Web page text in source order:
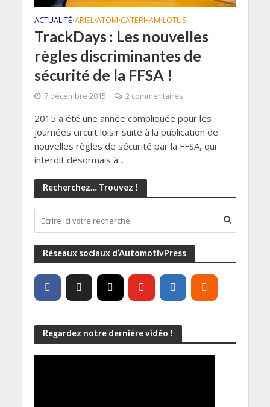
ACTUALITÉ•ARIEL•ATOM•CATERHAM•LOTUS
TrackDays : Les nouvelles
règles discriminantes de
sécurité de la FFSA !
7 décembre 2015 2 commentaires
2015 a été une année compliquée pour les
journées circuit loisir suite à la publication de
nouvelles règles de sécurité par la FFSA, qui
interdit désormais à...
Recherchez… Trouvez !
Réseaux sociaux d’AutomotivPress
Regardez notre dernière vidéo !